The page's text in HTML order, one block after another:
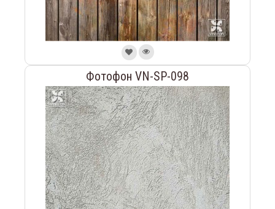
Фотофон VN-SP-098